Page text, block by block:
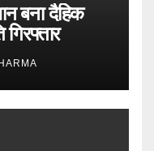
बना दैहिक